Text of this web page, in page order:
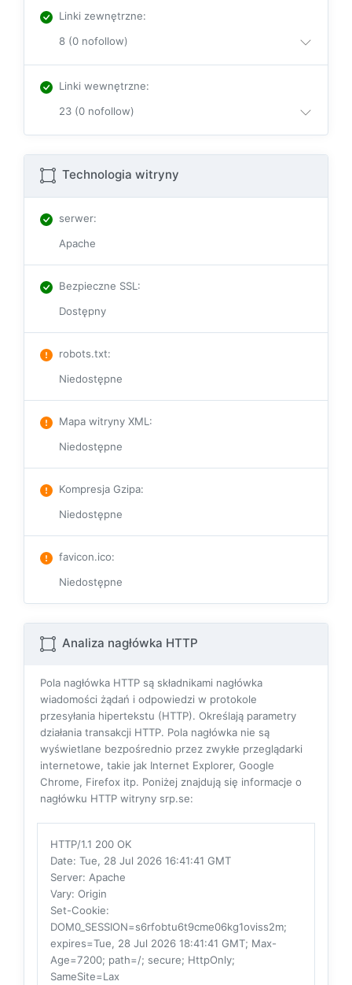
Linki zewnętrzne:
8 (0 nofollow)
Linki wewnętrzne:
23 (0 nofollow)
Technologia witryny
serwer:
Apache
Bezpieczne SSL :
Dostępny
robots.txt:
Niedostępne
Mapa witryny XML :
Niedostępne
Kompresja Gzipa:
Niedostępne
favicon.ico:
Niedostępne
Analiza nagłówka HTTP
Pola nagłówka HTTP są składnikami nagłówka
wiadomości żądań i odpowiedzi w protokole
przesyłania hipertekstu (HTTP). Określają parametry
działania transakcji HTTP. Pola nagłówka nie są
wyświetlane bezpośrednio przez zwykłe przeglądarki
internetowe, takie jak Internet Explorer, Google
Chrome, Firefox itp. Poniżej znajdują się informacje o
nagłówku HTTP witryny srp.se:
HTTP/1.1 200 OK
Date: Tue, 28 Jul 2026 16:41:41 GMT
Server: Apache
Vary: Origin
Set-Cookie:
DOM0_SESSION=s6rfobtu6t9cme06kg1oviss2m;
expires=Tue, 28 Jul 2026 18:41:41 GMT; Max-
Age=7200; path=/; secure; HttpOnly;
SameSite=Lax